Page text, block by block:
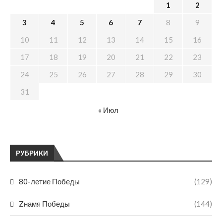
РУБРИКИ
80-летие Победы (129)
Zнамя Победы (144)
1
2
3
4 5 6 7 8
9
10
11 12 13 14 15
16
17
18 19 20 21 22
23
24
25 26 27 28 29
30
31
« Июл